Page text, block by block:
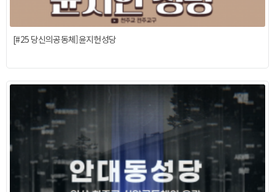
[#25 당신의공동체]윤지헌성당